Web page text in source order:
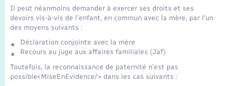
Transports
Voirie et espace public
Il peut néanmoins demander à exercer ses droits et ses
devoirs vis-à-vis de l'enfant, en commun avec la mère, par l'un
des moyens suivants :
Déclaration conjointe avec la mère
Recours au juge aux affaires familiales (Jaf)
Toutefois, la reconnaissance de paternité n'est pas
possible<MiseEnEvidence/> dans les cas suivants :